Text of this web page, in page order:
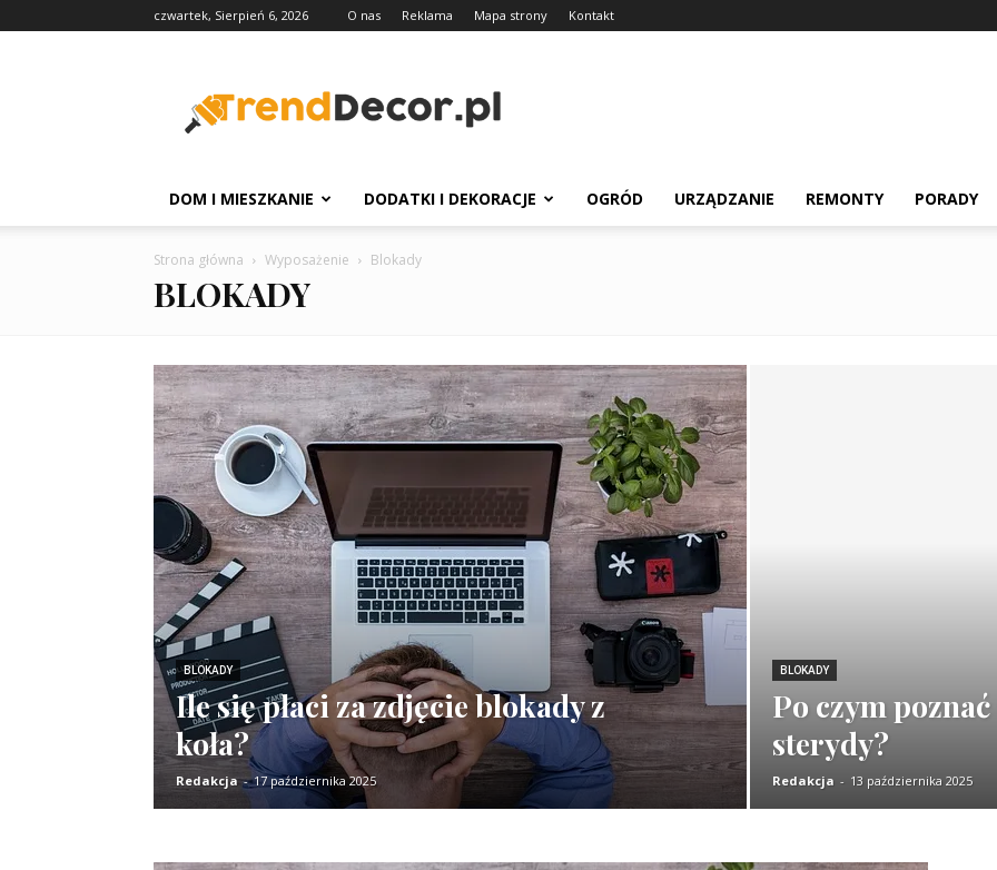
czwartek, Sierpień 6, 2026 O nas Reklama Mapa strony Kontakt
DOM I MIESZKANIE DODATKI I DEKORACJE OGRÓD URZĄDZANIE REMONTY PORADY
Strona główna Wyposażenie Blokady
BLOKADY
BLOKADY
Ile się płaci za zdjęcie blokady z
koła?
Redakcja - 17 października 2025
BLOKADY
Po czym
sterydy?
Redakcja - 13 października 2025